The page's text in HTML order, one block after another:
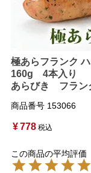
極あらフランク
160g 4本入り
あらびき フラ
商品番号 153066
¥778 税込